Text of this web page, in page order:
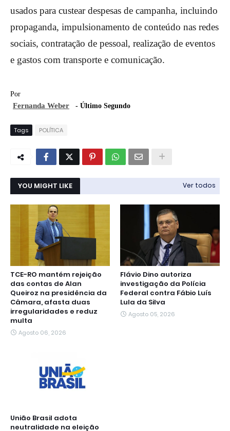
usados para custear despesas de campanha, incluindo
propaganda, impulsionamento de conteúdo nas redes
sociais, contratação de pessoal, realização de eventos
e gastos com transporte e comunicação.
Por
Fernanda Weber - Último Segundo
Tags POLÍTICA
YOU MIGHT LIKE Ver todos
TCE-RO mantém rejeição
das contas de Alan
Queiroz na presidência da
Câmara, afasta duas
irregularidades e reduz
multa
Agosto 06, 2026
Flávio Dino autoriza
investigação da Polícia
Federal contra Fábio Luís
Lula da Silva
Agosto 05, 2026
União Brasil adota
neutralidade na eleição